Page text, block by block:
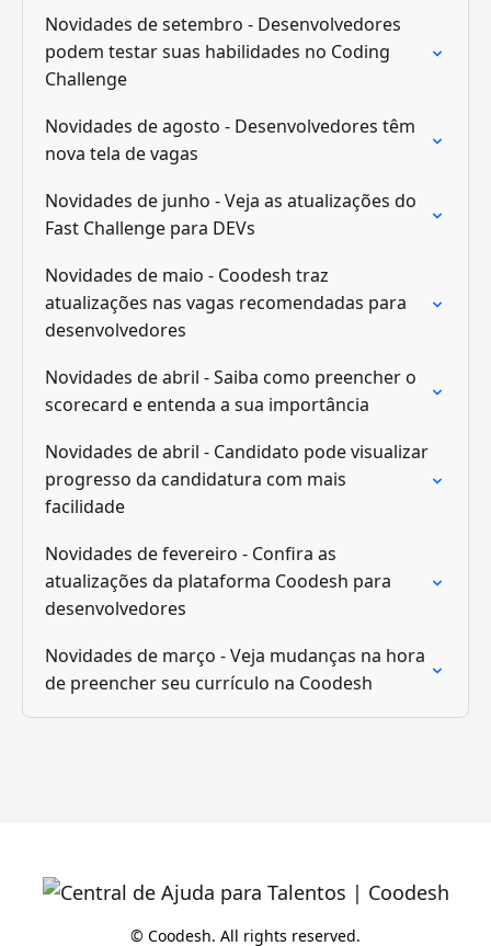
Novidades de setembro - Desenvolvedores
podem testar suas habilidades no Coding
Challenge
Novidades de agosto - Desenvolvedores têm
nova tela de vagas
Novidades de junho - Veja as atualizações do
Fast Challenge para DEVs
Novidades de maio - Coodesh traz
atualizações nas vagas recomendadas para
desenvolvedores
Novidades de abril - Saiba como preencher o
scorecard e entenda a sua importância
Novidades de abril - Candidato pode visualizar
progresso da candidatura com mais
facilidade
Novidades de fevereiro - Confira as
atualizações da plataforma Coodesh para
desenvolvedores
Novidades de março - Veja mudanças na hora
de preencher seu currículo na Coodesh
© Coodesh. All rights reserved.